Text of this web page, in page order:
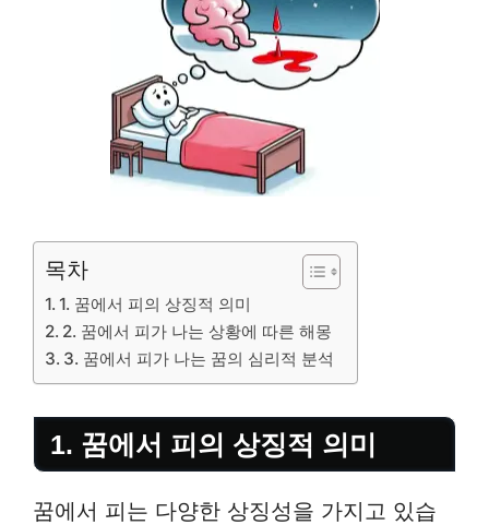
목차
1. 꿈에서 피의 상징적 의미
2. 꿈에서 피가 나는 상황에 따른 해몽
3. 꿈에서 피가 나는 꿈의 심리적 분석
1. 꿈에서 피의 상징적 의미
꿈에서 피는 다양한 상징성을 가지고 있습